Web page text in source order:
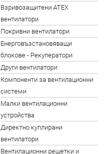
Взривозащитени ATEX
вентилатори
Покривни вентилатори
Енерговъзстановяващи
блокове - Рекуператори
Други вентилатори
Компоненти за вентилационни
системи
Малки вентилационни
устройства
Директно куплирани
вентилатори
Вентилационни решетки и